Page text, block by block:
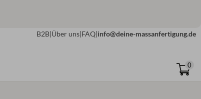
B2B|Über uns|FAQ|info@deine-massanfertigung.de
0